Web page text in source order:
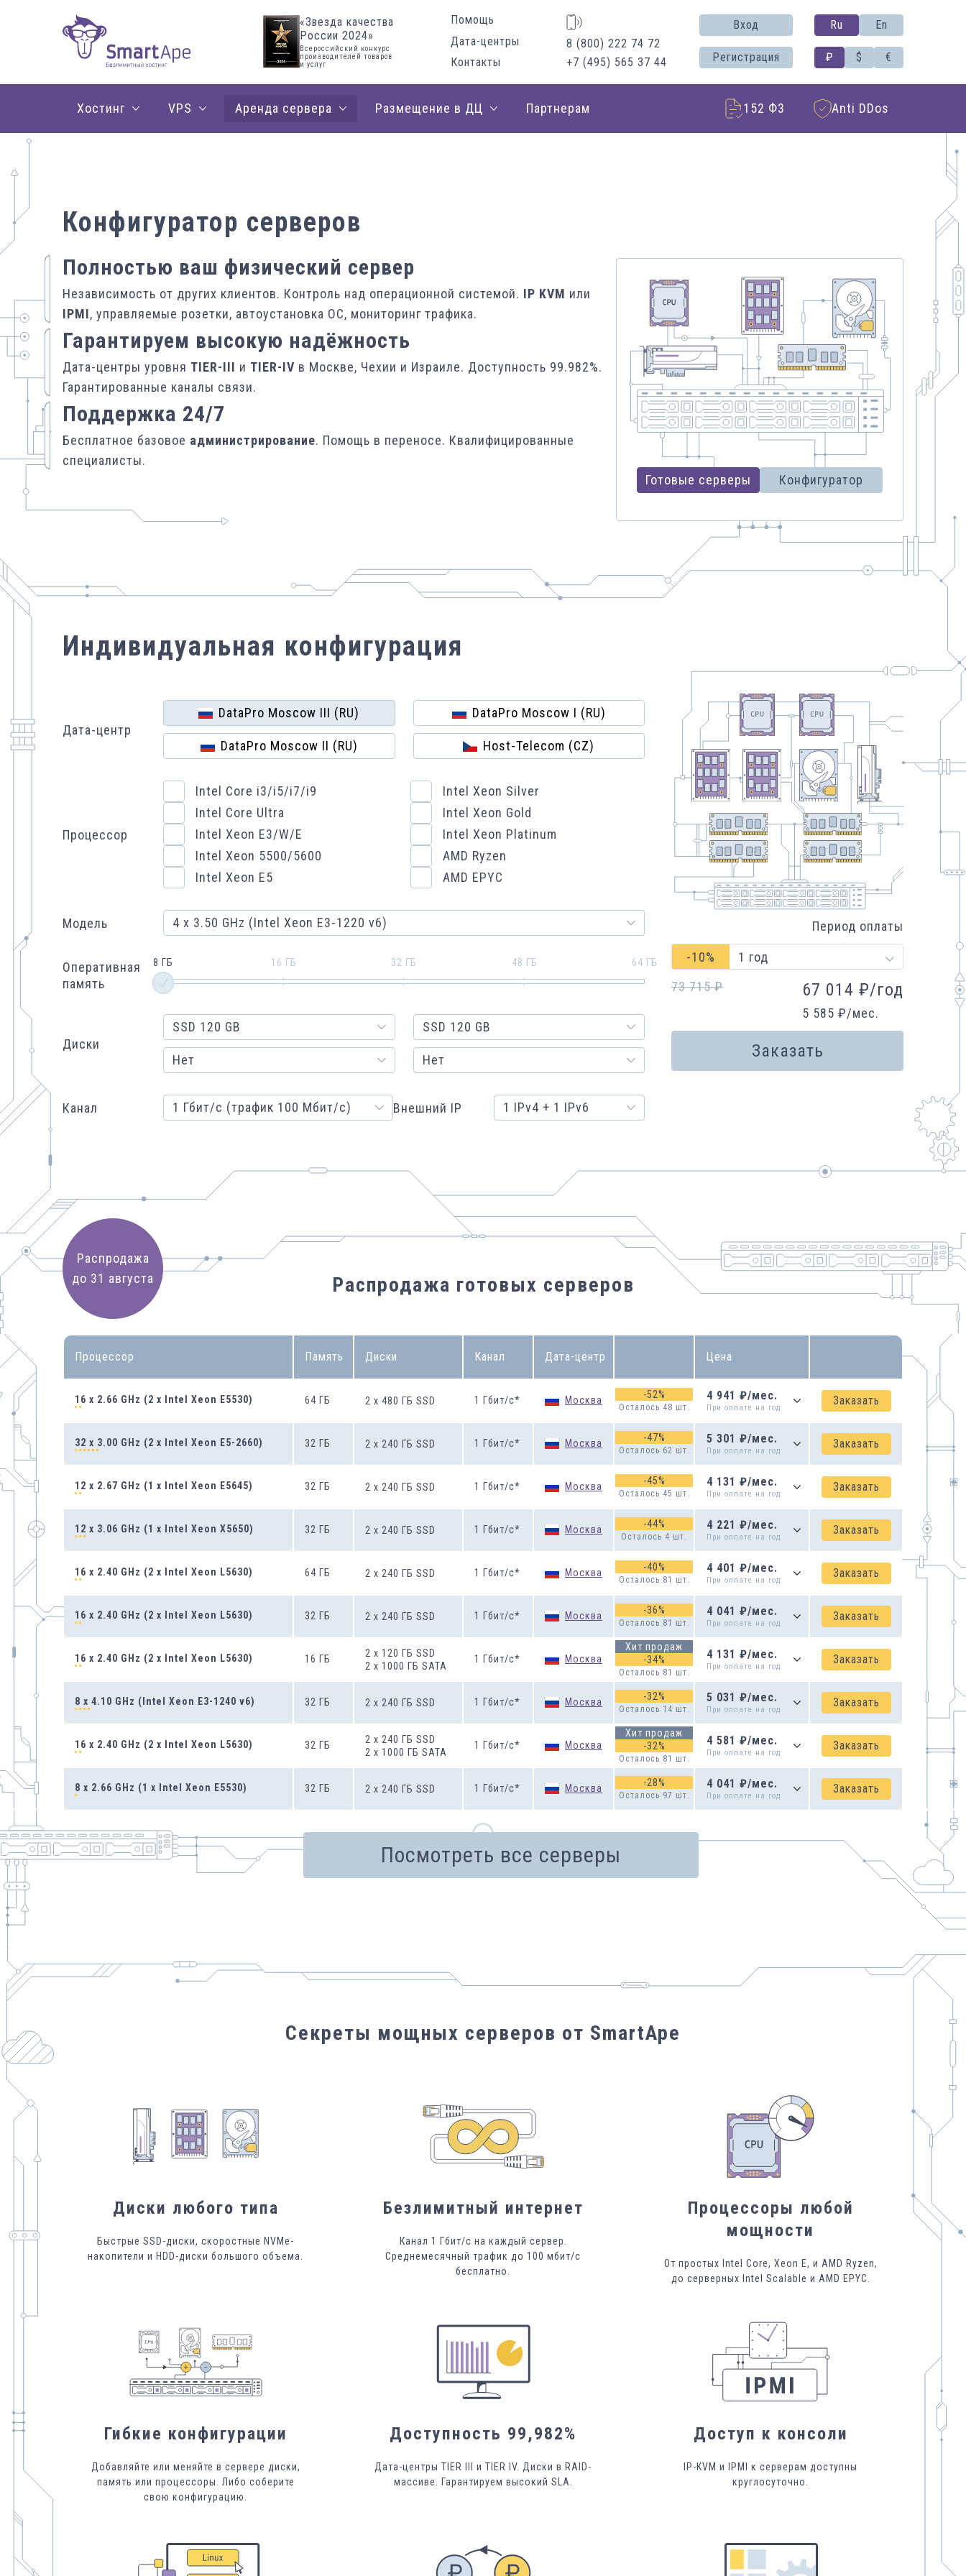
«Звезда качества
России 2024»
Всероссийский конкурс
производителей товаров
и услуг
Помощь
Дата-центры
Контакты
8 (800) 222 74 72
+7 (495) 565 37 44
Вход
Регистрация
Ru En
₽ $ €
Хостинг VPS Аренда сервера Размещение в ДЦ Партнерам 152 Ф3 Anti DDos
Конфигуратор серверов
Полностью ваш физический сервер
Независимость от других клиентов. Контроль над операционной системой. IP KVM или
IPMI, управляемые розетки, автоустановка ОС, мониторинг трафика.
Гарантируем высокую надёжность
Дата-центры уровня TIER-III и TIER-IV в Москве, Чехии и Израиле. Доступность 99.982%.
Гарантированные каналы связи.
Поддержка 24/7
Бесплатное базовое администрирование. Помощь в переносе. Квалифицированные
специалисты.
Готовые серверы
Конфигуратор
Индивидуальная конфигурация
Дата-центр
DataPro Moscow III (RU) DataPro Moscow I (RU)
DataPro Moscow II (RU) Host-Telecom (CZ)
Процессор
Intel Core i3/i5/i7/i9
Intel Core Ultra
Intel Xeon E3/W/E
Intel Xeon 5500/5600
Intel Xeon E5
Intel Xeon Silver
Intel Xeon Gold
Intel Xeon Platinum
AMD Ryzen
AMD EPYC
Модель 4 x 3.50 GHz (Intel Xeon E3-1220 v6)
Оперативная
память
8 ГБ 16 ГБ 32 ГБ 48 ГБ 64 ГБ
Диски
SSD 120 GB SSD 120 GB
Нет Нет
Канал 1 Гбит/с (трафик 100 Мбит/с) Внешний IP 1 IPv4 + 1 IPv6
Период оплаты
-10%
1 год
73 715 ₽ 67 014 ₽/год
5 585 ₽/мес.
Заказать
Распродажа
до 31 августа Распродажа готовых серверов
Процессор Память Диски Канал Дата-центр Цена
16 x 2.66 GHz (2 x Intel Xeon E5530) 64 ГБ 2 x 480 ГБ SSD 1 Гбит/с* Москва -52%
Осталось 48 шт.
4 941 ₽/мес.
При оплате на год
Заказать
32 x 3.00 GHz (2 x Intel Xeon E5-2660) 32 ГБ 2 x 240 ГБ SSD 1 Гбит/с* Москва -47%
Осталось 62 шт.
5 301 ₽/мес.
При оплате на год
Заказать
12 x 2.67 GHz (1 x Intel Xeon E5645) 32 ГБ 2 x 240 ГБ SSD 1 Гбит/с* Москва -45%
Осталось 45 шт.
4 131 ₽/мес.
При оплате на год
Заказать
12 x 3.06 GHz (1 x Intel Xeon X5650) 32 ГБ 2 x 240 ГБ SSD 1 Гбит/с* Москва -44%
Осталось 4 шт.
4 221 ₽/мес.
При оплате на год
Заказать
16 x 2.40 GHz (2 x Intel Xeon L5630) 64 ГБ 2 x 240 ГБ SSD 1 Гбит/с* Москва -40%
Осталось 81 шт.
4 401 ₽/мес.
При оплате на год
Заказать
16 x 2.40 GHz (2 x Intel Xeon L5630) 32 ГБ 2 x 240 ГБ SSD 1 Гбит/с* Москва -36%
Осталось 81 шт.
4 041 ₽/мес.
При оплате на год
Заказать
16 x 2.40 GHz (2 x Intel Xeon L5630) 16 ГБ 2 x 120 ГБ SSD
2 x 1000 ГБ SATA
1 Гбит/с* Москва
Хит продаж
-34%
Осталось 81 шт.
4 131 ₽/мес.
При оплате на год
Заказать
8 x 4.10 GHz (Intel Xeon E3-1240 v6) 32 ГБ 2 x 240 ГБ SSD 1 Гбит/с* Москва -32%
Осталось 14 шт.
5 031 ₽/мес.
При оплате на год
Заказать
16 x 2.40 GHz (2 x Intel Xeon L5630) 32 ГБ 2 x 240 ГБ SSD
2 x 1000 ГБ SATA
1 Гбит/с* Москва
Хит продаж
-32%
Осталось 81 шт.
4 581 ₽/мес.
При оплате на год
Заказать
8 x 2.66 GHz (1 x Intel Xeon E5530) 32 ГБ 2 x 240 ГБ SSD 1 Гбит/с* Москва -28%
Осталось 97 шт.
4 041 ₽/мес.
При оплате на год
Заказать
Посмотреть все серверы
Секреты мощных серверов от SmartApe
Диски любого типа
Быстрые SSD-диски, скоростные NVMe-
накопители и HDD-диски большого объема.
Безлимитный интернет
Канал 1 Гбит/с на каждый сервер.
Среднемесячный трафик до 100 мбит/с
бесплатно.
Процессоры любой
мощности
От простых Intel Core, Xeon E, и AMD Ryzen,
до серверных Intel Scalable и AMD EPYC.
Гибкие конфигурации
Добавляйте или меняйте в сервере диски,
память или процессоры. Либо соберите
свою конфигурацию.
Доступность 99,982%
Дата-центры TIER III и TIER IV. Диски в RAID-
массиве. Гарантируем высокий SLA.
Доступ к консоли
IP-KVM и IPMI к серверам доступны
круглосуточно.